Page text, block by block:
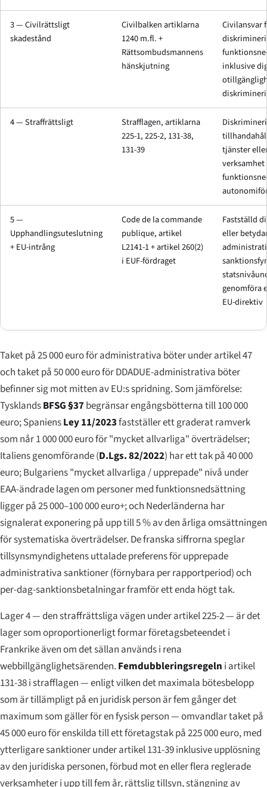
3 — Civilrättsligt
skadestånd
Civilbalken artiklarna
1240 m.fl. +
Rättsombudsmannens
hänskjutning
Civilansvar
inklusive
4 — Straffrättsligt
Strafflagen, artiklarna
225-1, 225-2, 131-38,
131-39
tjänster
verksamhet
5 —
Upphandlingsuteslutning
+ EU-intrång
Code de la commande
publique, artikel
L2141-1 + artikel 260(2)
i EUF-fördraget
Fastställd
eller
genomföra
EU-direktiv
Taket på 25 000 euro för administrativa böter under artikel 47
och taket på 50 000 euro för DDADUE-administrativa böter
befinner sig mot mitten av EU:s spridning. Som jämförelse:
TysklandsBFSG §37begränsar engångsbötterna till 100 000
euro; SpaniensLey 11/2023fastställer ett graderat ramverk
som når 1 000 000 euro för "mycket allvarliga" överträdelser;
Italiens genomförande (D.Lgs. 82/2022) har ett tak på 40 000
euro; Bulgariens "mycket allvarliga / upprepade" nivå under
EAA-ändrade lagen om personer med funktionsnedsättning
ligger på 25 000–100 000 euro+; och Nederländerna har
signalerat exponering på upp till 5 % av den årliga omsättningen
för systematiska överträdelser. De franska siffrorna speglar
tillsynsmyndighetens uttalade preferens för upprepade
administrativa sanktioner (förnybara per rapportperiod) och
per-dag-sanktionsbetalningar framför ett enda högt tak.
Lager 4 — den straffrättsliga vägen under artikel 225-2 — är det
lager som oproportionerligt formar företagsbeteendet i
Frankrike även om det sällan används i rena
webbillgänglighetsärenden. Femdubbleringsregeln i artikel
131-38 i strafflagen — enligt vilken det maximala bötesbelopp
som är tillämpligt på en juridisk person är fem gånger det
maximum som gäller för en fysisk person — omvandlar taket på
45 000 euro för enskilda till ett företagstak på 225 000 euro, med
ytterligare sanktioner under artikel 131-39 inklusive upplösning
av den juridiska personen, förbud mot en eller flera reglerade
verksamheter i upp till fem år, rättslig tillsyn, stängning av